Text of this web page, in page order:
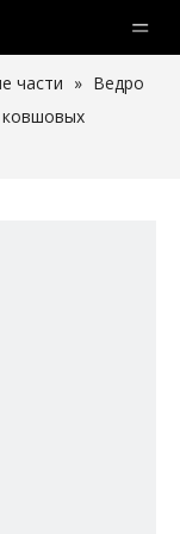
части » Ведро
ковшовых